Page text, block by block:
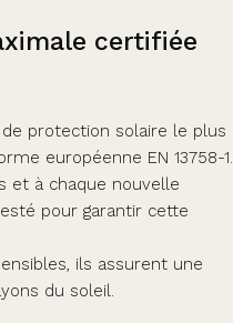
certifiée
protection solaire le plus
européenne EN 13758-1.
et à chaque nouvelle
pour garantir cette
ils assurent une
du soleil.